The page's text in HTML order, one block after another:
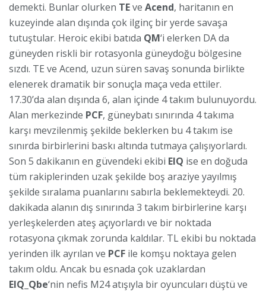
demekti. Bunlar olurken TEve Acend, haritanın en
kuzeyinde alan dışında çok ilginç bir yerde savaşa
tutuştular. Heroic ekibi batıda QM‘i elerken DA da
güneyden riskli bir rotasyonla güneydoğu bölgesine
sızdı. TE ve Acend, uzun süren savaş sonunda birlikte
elenerek dramatik bir sonuçla maça veda ettiler.
17.30’da alan dışında 6, alan içinde 4 takım bulunuyordu.
Alan merkezinde PCF, güneybatı sınırında 4 takıma
karşı mevzilenmiş şekilde beklerken bu 4 takım ise
sınırda birbirlerini baskı altında tutmaya çalışıyorlardı.
Son 5 dakikanın en güvendeki ekibi EIQ ise en doğuda
tüm rakiplerinden uzak şekilde boş araziye yayılmış
şekilde sıralama puanlarını sabırla beklemekteydi. 20.
dakikada alanın dış sınırında 3 takım birbirlerine karşı
yerleşkelerden ateş açıyorlardı ve bir noktada
rotasyona çıkmak zorunda kaldılar. TL ekibi bu noktada
yerinden ilk ayrılan ve PCF ile komşu noktaya gelen
takım oldu. Ancak bu esnada çok uzaklardan
EIQ_Qbe‘nin nefis M24 atışıyla bir oyuncuları düştü ve